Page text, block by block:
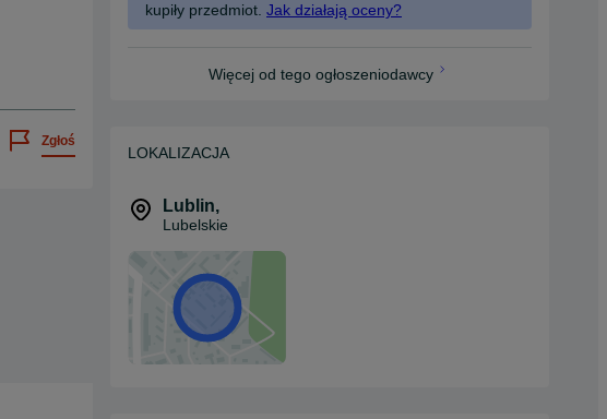
Zgłoś
kupiły przedmiot. Jak działają oceny?
Więcej od tego ogłoszeniodawcy
LOKALIZACJA
Lublin,
Lubelskie